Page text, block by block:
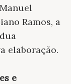
Ramos, a
elaboração.
e